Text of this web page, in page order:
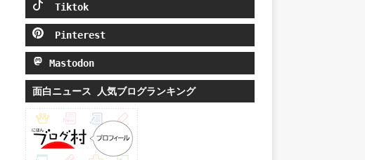
Tiktok
Pinterest
Mastodon
面白ニュース 人気ブログランキング